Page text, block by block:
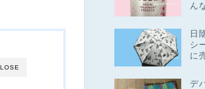
ん
日
シ
に
デ